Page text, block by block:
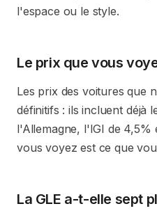
l'espace ou le style.
Le prix que vous
Les prix des voitures que
définitifs : ils incluent déjà
l'Allemagne, l'IGI de 4,5%
vous voyez est ce que
La GLE a-t-elle sept